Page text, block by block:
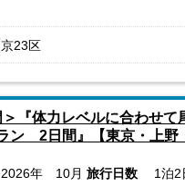
23区
『体力レベルに合わせ
ン 2日間』【東京・上野
年 10月 旅行日数 1泊2